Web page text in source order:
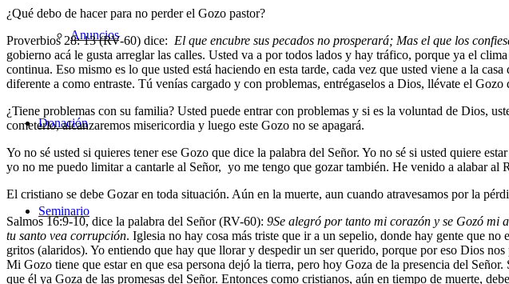
Anuncios
Donación
Seminario
¿Qué debo de hacer para no perder el Gozo pastor?
Proverbios 28: 13 (RV-60) dice: El que encubre sus pecados no prosperará; Mas el que los
gobierno acá le gusta arreglar las calles. Usted va a por todos lados y hay tráfico, porque ya el
continua. Eso mismo es lo que usted está haciendo en esta tarde, cada vez que usted viene a la
diferente a como entraste. Tú venías cargado y con problemas, entrégaselos a Dios, llévate el Gozo
¿Tiene problemas con su familia? Usted puede entrar con problemas y si es la voluntad de Dios,
cometerlo, alcanzaremos misericordia y luego este Gozo no se apagará.
Yo no sé usted si quieres tener ese Gozo que dice la palabra del Señor. Yo no sé si usted quiere
yo no me puedo limitar a cantarle al Señor, yo me tengo que gozar también. He venido a alabar al
El cristiano se debe Gozar en toda situación. Aún en la muerte, aun cuando atravesamos por la
Salmos 16:9-10, dice la palabra del Señor (RV-60): 9Se alegró por tanto mi corazón y se Gozó mi
tu santo vea corrupción. Iglesia no hay cosa más triste que ir a un sepelio, donde hay gente que
gritos (alaridos). Yo entiendo que hay que llorar y despedir un ser querido, porque por eso Dios nos
Mi Gozo tiene que estar en que esa persona dejó la tierra, pero hoy Goza de la presencia del
que él ya Goza de las promesas del Señor. Entonces como cristianos, aún en tiempo de muerte,